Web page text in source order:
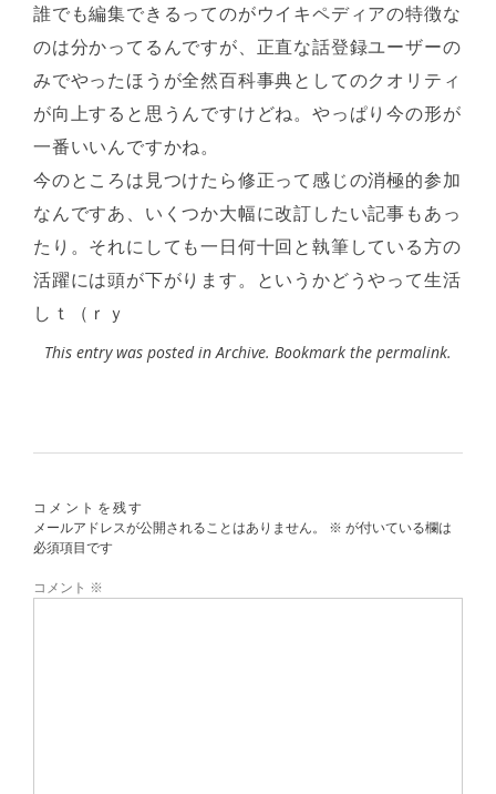
誰でも編集できるってのがウイキペディアの特徴な
のは分かってるんですが、正直な話登録ユーザーの
みでやったほうが全然百科事典としてのクオリティ
が向上すると思うんですけどね。やっぱり今の形が
一番いいんですかね。
今のところは見つけたら修正って感じの消極的参加
なんですあ、いくつか大幅に改訂したい記事もあっ
たり。それにしても一日何十回と執筆している方の
活躍には頭が下がります。というかどうやって生活
しｔ（ｒｙ
This entry was posted inArchive. Bookmark the permalink.
コメントを残す
メールアドレスが公開されることはありません。
※ が付いている欄は
必須項目です
コメント ※